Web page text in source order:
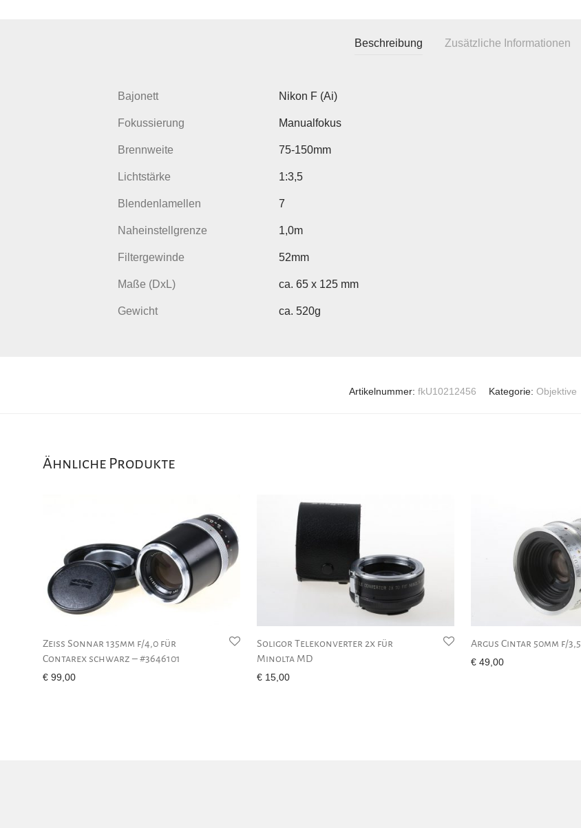
Beschreibung Zusätzliche Informationen
Bajonett Nikon F (Ai)
Fokussierung Manualfokus
Brennweite 75-150mm
Lichtstärke 1:3,5
Blendenlamellen 7
Naheinstellgrenze 1,0m
Filtergewinde 52mm
Maße (DxL) ca. 65 x 125 mm
Gewicht ca. 520g
Artikelnummer: fkU10212456 Kategorie: Objektive
Ähnliche Produkte
Zeiss Sonnar 135mm f/4,0 für
Contarex schwarz – #3646101
€ 99,00
Soligor Telekonverter 2x für
Minolta MD
€ 15,00
Argus Cintar 50mm f/3,5
€ 49,00